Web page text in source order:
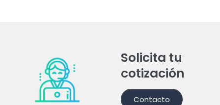
Solicita tu
cotización
Contacto